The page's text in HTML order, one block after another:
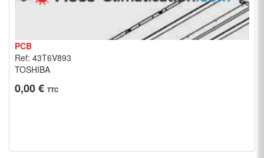
PCB
Ref: 43T6V893
TOSHIBA
0,00 € TTC